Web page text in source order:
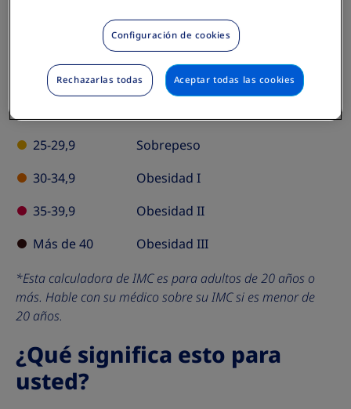
Classification
Clasificación
Menos de 18,5
Peso inferior al normal
25-29,9
Sobrepeso
30-34,9
Obesidad I
35-39,9
Obesidad II
Más de 40
Obesidad III
*Esta calculadora de IMC es para adultos de 20 años o
más. Hable con su médico sobre su IMC si es menor de
20 años.
¿Qué significa esto para
usted?
Configuración de cookies
Rechazarlas todas Aceptar todas las cookies